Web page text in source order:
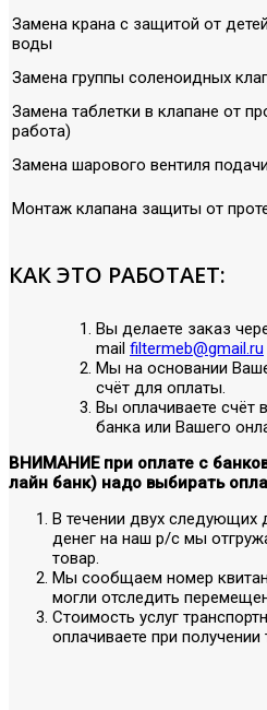
Замена крана с защитой от
воды
Замена группы соленоидных
Замена таблетки в клапане от
работа)
Замена шарового вентиля
Монтаж клапана защиты от
КАК ЭТО РАБОТАЕТ:
Вы делаете заказ
mail filtermeb@gmail.ru
Мы на основании
счёт для оплаты.
Вы оплачиваете счёт
банка или Вашего
ВНИМАНИЕ при оплате с
лайн банк) надо выбирать
В течении двух следующих
денег на наш р/с мы
товар.
Мы сообщаем номер
могли отследить
Стоимость услуг
оплачиваете при